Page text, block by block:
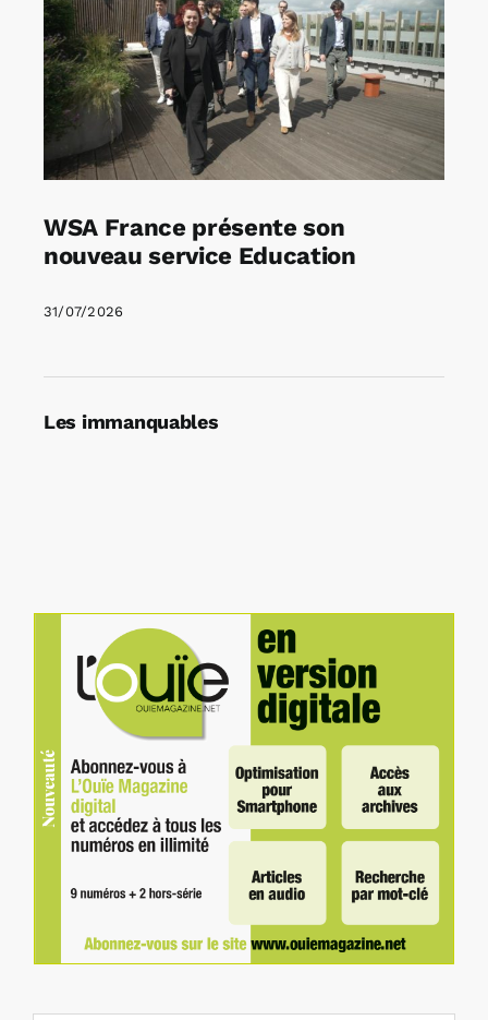
WSA France présente son
nouveau service Education
31/07/2026
Les immanquables